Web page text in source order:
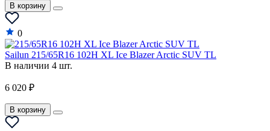
Iveco
Jaguar
Kia
В корзину
0
Sailun 215/65R16 102H XL Ice Blazer Arctic SUV TL
В наличии 4 шт.
6 020 ₽
В корзину